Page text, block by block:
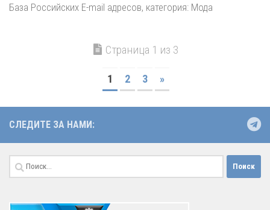
База Российских E-mail адресов, категория: Мода
Страница 1 из 3
1 2 3 »
СЛЕДИТЕ ЗА НАМИ:
Найти: